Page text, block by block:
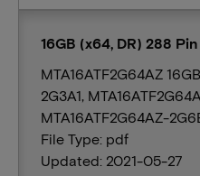
16GB (x64, DR) 288
MTA16ATF2G64AZ
2G3A1,
MTA16ATF2G64AZ-
File Type: pdf
Updated: 2021-05-27